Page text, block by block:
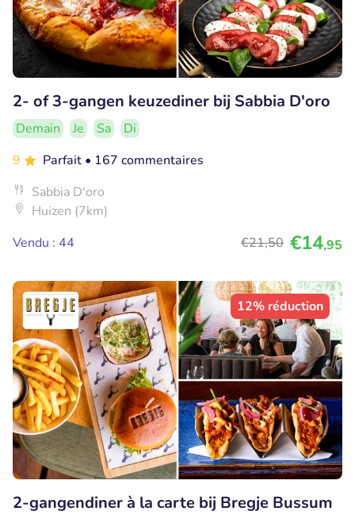
2- of 3-gangen keuzediner bij Sabbia D'oro
Demain Je Sa
Di
9
Parfait • 167 commentaires
Sabbia D'oro
Huizen (7km)
Vendu : 44
€21,50 €14,95
12% réduction
2-gangendiner à la carte bij Bregje Bussum